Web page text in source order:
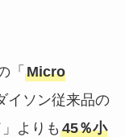
「 Micro
イソン従来品の
よりも 45％小